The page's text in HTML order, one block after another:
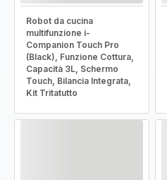
Robot da cucina
multifunzione i-
Companion Touch Pro
(Black), Funzione Cottura,
Capacità 3L, Schermo
Touch, Bilancia Integrata,
Kit Tritatutto